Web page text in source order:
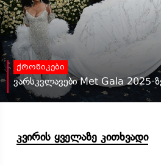
ქრონიკები
ვარსკვლავები Met Gala 2025-
კვირის ყველაზე კითხვადი